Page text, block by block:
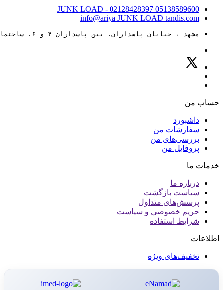
05138589600
JUNK LOAD - 02128428397
info@ariya JUNK LOAD tandis.com
مشهد ، خیابان پاسداران، بین پاسداران ۴ و ۶، ساختمان ۸۸
حساب من
داشبورد
سفارشات من
بررسی‌های من
پروفایل من
خدمات ما
درباره ما
سیاست بازگشت
پرسش‌های متداول
حریم خصوصی و سیاست
شرایط استفاده
اطلاعات
تخفیف‌های ویژه